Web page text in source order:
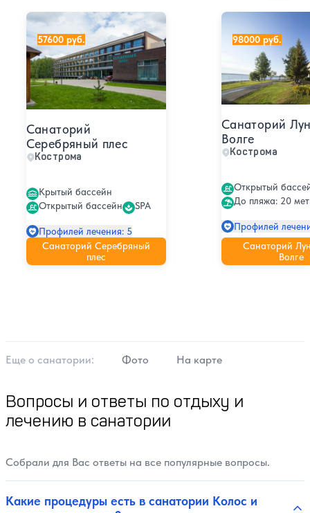
Санаторий
Серебряный плес
Кострома
Крытый бассейн
Открытый бассейн
SPA
Профилей лечения: 5
Санаторий Серебряный
плес
Санаторий Серебряный плес
57600 руб.
Санаторий
Волге
Кострома
Открытый
До пляжа: 20
Профилей
Санаторий
Волге
Санаторий
98000 руб.
Еще о cанатории: Фото На карте
Вопросы и ответы по отдыху и
лечению в санатории
Собрали для Вас ответы на все популярные вопросы.
Какие процедуры есть в санатории Колос и